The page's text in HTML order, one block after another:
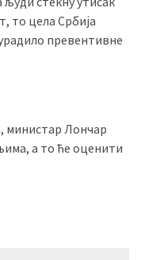
то цела Србија
превентивне
министар Лончар
а то ће оценити